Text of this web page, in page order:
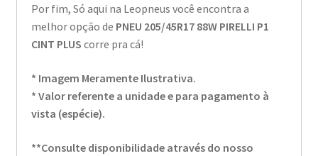
Por fim, Só aqui na Leopneus você encontra a
melhor opção de PNEU 205/45R17 88W PIRELLI P1
CINT PLUS corre pra cá!
* Imagem Meramente Ilustrativa.
* Valor referente a unidade e para pagamento à
vista (espécie).
**Consulte disponibilidade através do nosso